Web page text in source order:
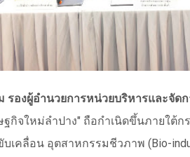
รองผู้อำนวยการหน่วยบริหารและจัด
ฐกิจใหม่ลำปาง" ถือกำเนิดขึ้นภายใต้ก
เคลื่อน อุตสาหกรรมชีวภาพ ( Bio-